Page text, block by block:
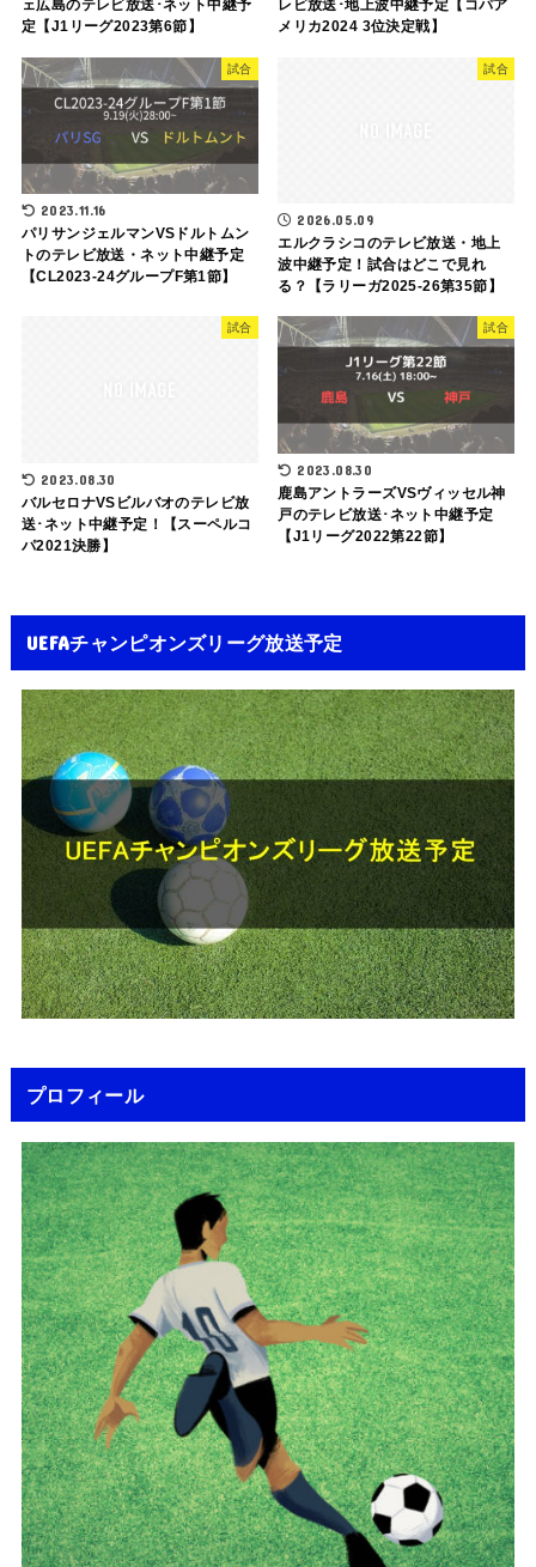
ェ広島のテレビ放送･ネット中継予
定【J1リーグ2023第6節】
レビ放送･地上波中継予定【コパア
メリカ2024 3位決定戦】
試合
2023.11.16
パリサンジェルマンVSドルトムン
トのテレビ放送・ネット中継予定
【CL2023-24グループF第1節】
試合
2026.05.09
エルクラシコのテレビ放送・地上
波中継予定！試合はどこで見れ
る？【ラリーガ2025-26第35節】
試合
2023.08.30
バルセロナVSビルバオのテレビ放
送･ネット中継予定！【スーペルコ
パ2021決勝】
試合
2023.08.30
鹿島アントラーズVSヴィッセル神
戸のテレビ放送･ネット中継予定
【J1リーグ2022第22節】
UEFAチャンピオンズリーグ放送予定
プロフィール